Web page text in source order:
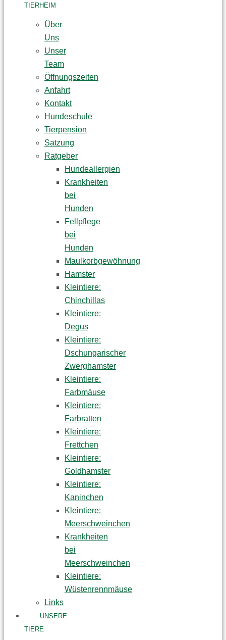
TIERHEIM
Über
Uns
Unser
Team
Öffnungszeiten
Anfahrt
Kontakt
Hundeschule
Tierpension
Satzung
Ratgeber
Hundeallergien
Krankheiten
bei
Hunden
Fellpflege
bei
Hunden
Maulkorbgewöhnung
Hamster
Kleintiere:
Chinchillas
Kleintiere:
Degus
Kleintiere:
Dschungarischer
Zwerghamster
Kleintiere:
Farbmäuse
Kleintiere:
Farbratten
Kleintiere:
Frettchen
Kleintiere:
Goldhamster
Kleintiere:
Kaninchen
Kleintiere:
Meerschweinchen
Krankheiten
bei
Meerschweinchen
Kleintiere:
Wüstenrennmäuse
Links
UNSERE
TIERE